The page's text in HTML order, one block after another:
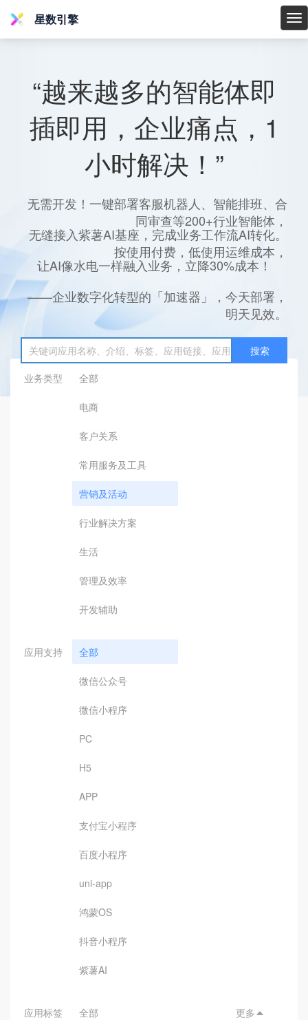
星
星数引擎
“越来越多的智能体即
插即用，企业痛点，1
小时解决！”
无需开发！一键部署客服机器人、智能排班、合
同审查等200+行业智能体，
无缝接入紫薯AI基座，完成业务工作流AI转化。
按使用付费，低使用运维成本，
让AI像水电一样融入业务，立降30%成本！
——企业数字化转型的「加速器」，今天部署，
明天见效。
搜索
业务类型
全部
电商
客户关系
常用服务及工具
营销及活动
行业解决方案
生活
管理及效率
开发辅助
应用支持 全部
微信公众号
微信小程序
PC
H5
APP
支付宝小程序
百度小程序
uni-app
鸿蒙OS
抖音小程序
紫薯AI
应用标签 全部 更多 